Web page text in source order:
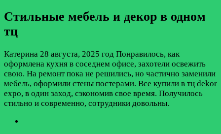
Стильные мебель и декор в одном
тц
Катерина 28 августа, 2025 год Понравилось, как
оформлена кухня в соседнем офисе, захотели освежить
свою. На ремонт пока не решились, но частично заменили
мебель, оформили стены постерами. Все купили в тц dekor
expo, в один заход, сэкономив свое время. Получилось
стильно и современно, сотрудники довольны.